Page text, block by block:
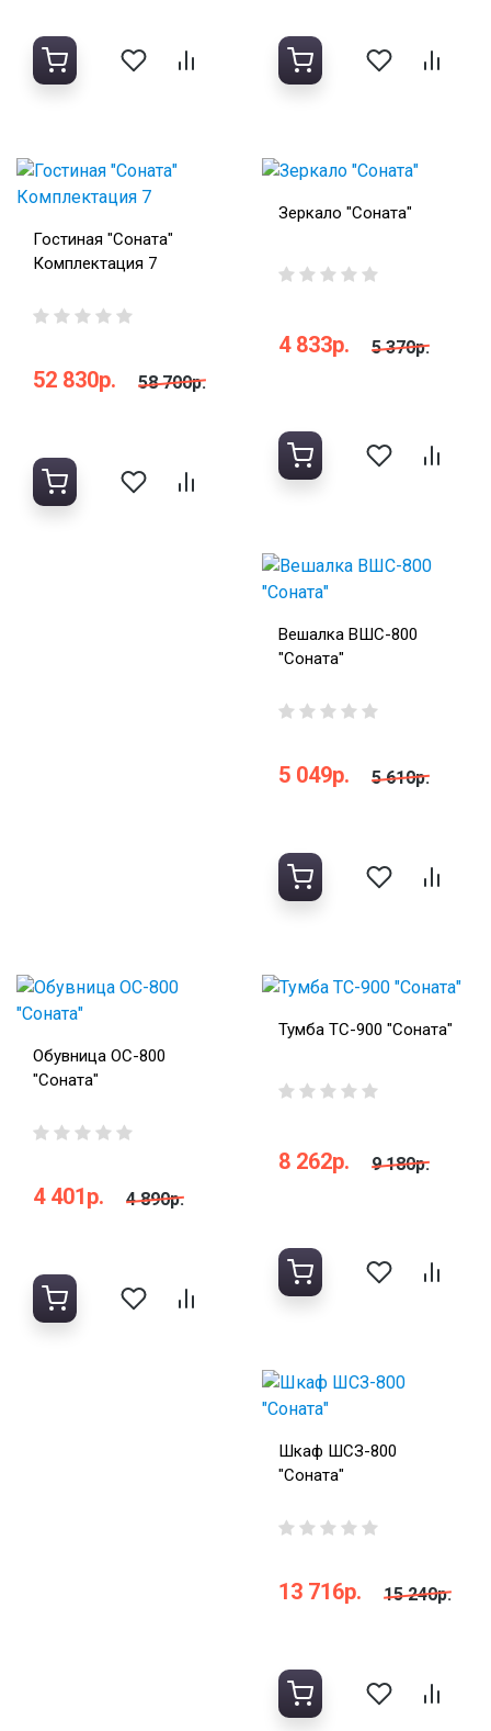
Гостиная "Соната"
Комплектация 7
52 830р. 58 700р.
Зеркало "Соната"
4 833р. 5 370р.
Вешалка ВШС-800
"Соната"
5 049р. 5 610р.
Обувница ОС-800
"Соната"
4 401р. 4 890р.
Тумба ТС-900 "Соната"
8 262р. 9 180р.
Шкаф ШСЗ-800
"Соната"
13 716р. 15 240р.